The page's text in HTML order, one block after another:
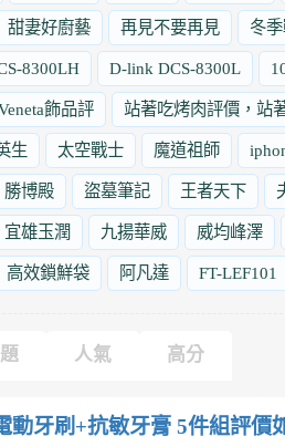
甜妻好廚藝 再見不要再見 冬
8300LH D-link DCS-8300L
飾品評 站著吃烤肉評價，站
生 太空戰士 魔道祖師
勝博殿 盜墓筆記 王者天下
宜雄玉潤 九揚華威 威均峰澤
高效鎖鮮袋 阿凡達 FT-LEF101
人氣 高分
動牙刷+抗敏牙膏 5件組評價